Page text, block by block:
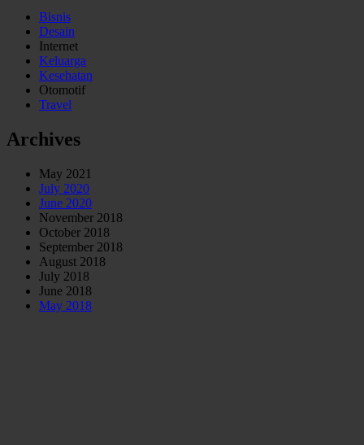
Bisnis
Desain
Internet
Keluarga
Kesehatan
Otomotif
Travel
Archives
May 2021
July 2020
June 2020
November 2018
October 2018
September 2018
August 2018
July 2018
June 2018
May 2018